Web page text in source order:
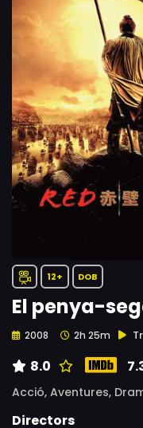
12+ DOB
El penya-
2008 2h 25m
8.0
Acció, Aventures,
Directors